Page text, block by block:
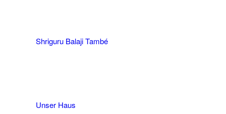
Shriguru Balaji També
Unser Haus